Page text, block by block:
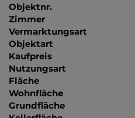
Objektnr.
Zimmer
Vermarktungsart
Objektart
Kaufpreis
Nutzungsart
Fläche
Wohnfläche
Grundfläche